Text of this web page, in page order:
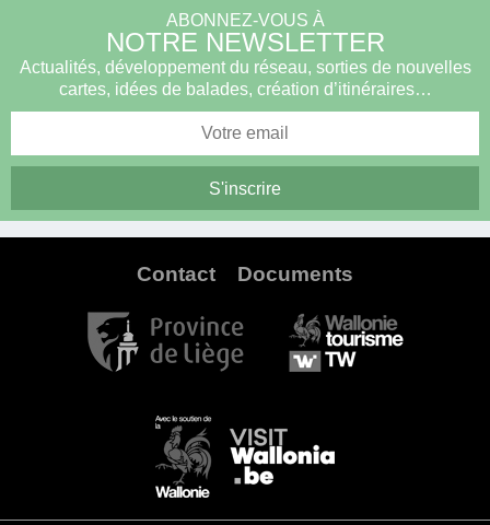
ABONNEZ-VOUS À
NOTRE NEWSLETTER
Actualités, développement du réseau, sorties de nouvelles
cartes, idées de balades, création d’itinéraires…
Contact Documents